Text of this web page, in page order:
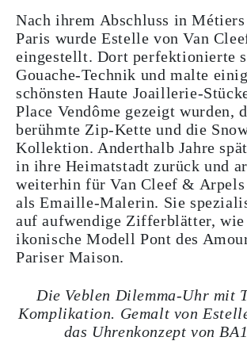
Nach ihrem Abschluss in
Paris wurde Estelle von Van
eingestellt. Dort perfektionierte
Gouache-Technik und malte
schönsten Haute Joaillerie-
Place Vendôme gezeigt wurden,
berühmte Zip-Kette und die
Kollektion. Anderthalb Jahre
in ihre Heimatstadt zurück und
weiterhin für Van Cleef & Arpels
als Emaille-Malerin. Sie
auf aufwendige Zifferblätter, wie
ikonische Modell Pont des
Pariser Maison.
Die Veblen Dilemma-Uhr mit
Komplikation. Gemalt von
das Uhrenkonzept von